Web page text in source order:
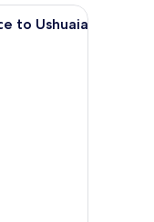
機、浴袍、拖鞋
to Ushuaia